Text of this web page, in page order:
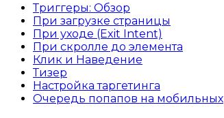
Триггеры: Обзор
При загрузке страницы
При уходе (Exit Intent)
При скролле до элемента
Клик и Наведение
Тизер
Настройка таргетинга
Очередь попапов на мобильных